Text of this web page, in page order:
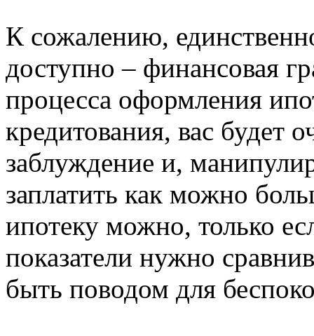
К сожалению,
доступно – финансовая
процесса оформления
кредитования, вас будет
заблуждение и,
заплатить как можно
ипотеку можно, только
показатели нужно
быть поводом для